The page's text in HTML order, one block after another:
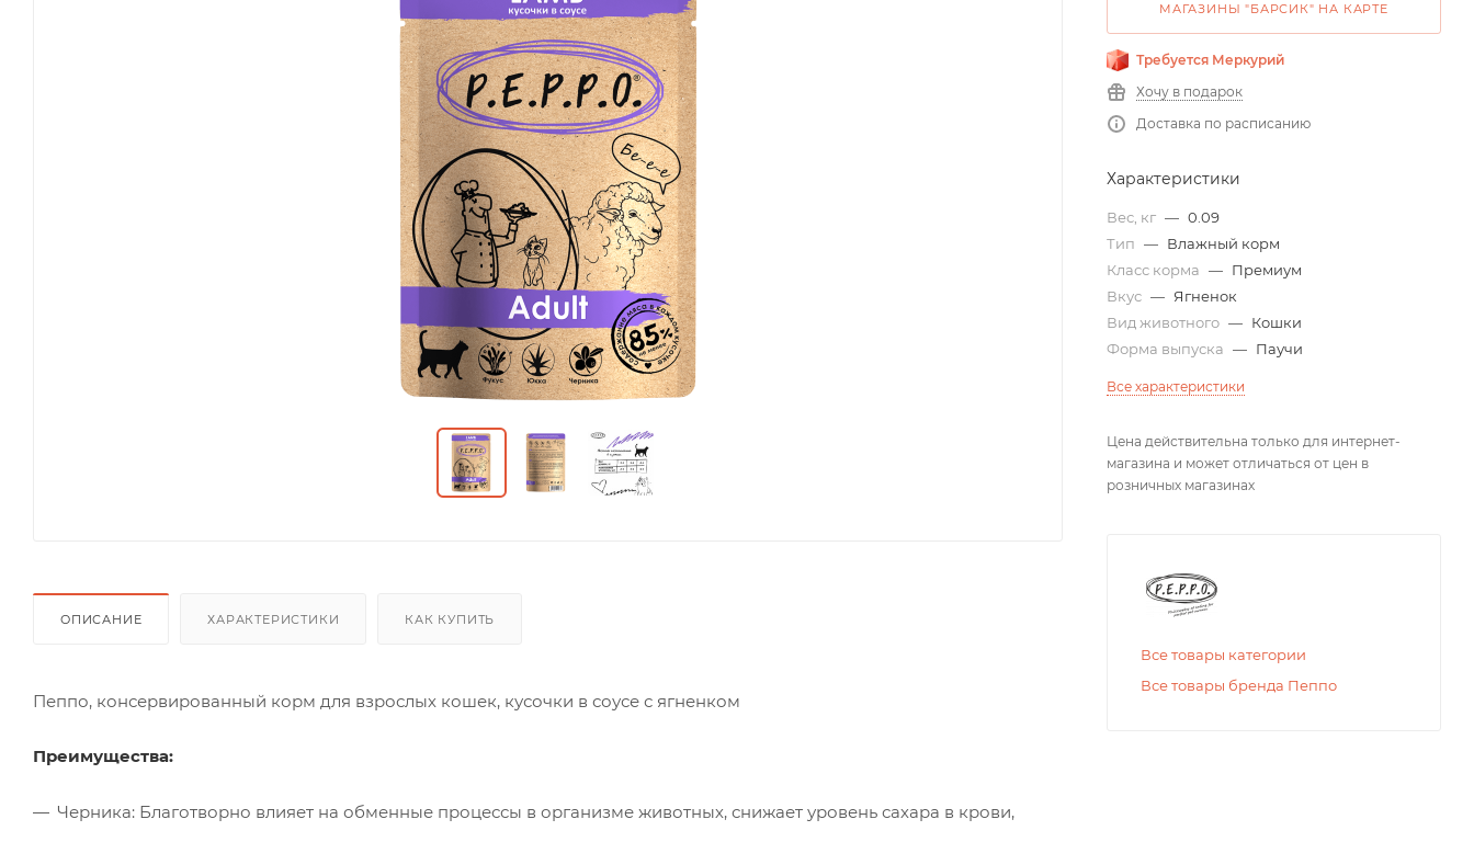
ОПИСАНИЕ ХАРАКТЕРИСТИКИ КАК КУПИТЬ
Пеппо, консервированный корм для взрослых кошек, кусочки в соусе с ягненком
Преимущества:
Черника: Благотворно влияет на обменные процессы в организме животных, снижает уровень сахара в крови,
МАГАЗИНЫ "БАРСИК" НА КАРТЕ
Требуется Меркурий
Хочу в подарок
Доставка по расписанию
Характеристики
Вес, кг — 0.09
Тип — Влажный корм
Класс корма — Премиум
Вкус — Ягненок
Вид животного — Кошки
Форма выпуска — Паучи
Все характеристики
Цена действительна только для интернет-
магазина и может отличаться от цен в
розничных магазинах
Все товары категории
Все товары бренда Пеппо